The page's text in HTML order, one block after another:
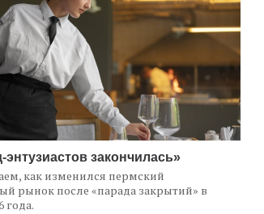
закончилась»
как изменился пермский
рынок после «парада закрытий» в
года.